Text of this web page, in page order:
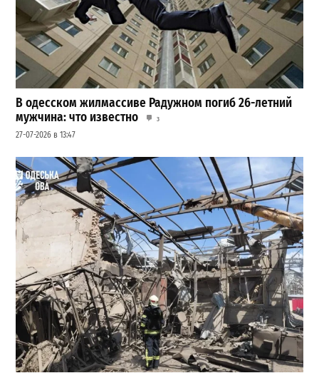
В одесском жилмассиве Радужном погиб 26-летний
мужчина: что известно
3
27-07-2026 в 13:47